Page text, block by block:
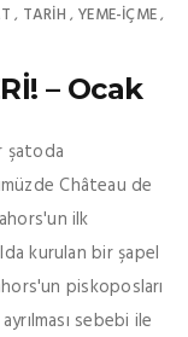
, TARİH , YEME-İÇME,
– Ocak
şatoda
Château de
ilk
kurulan bir şapel
piskoposları
sebebi ile